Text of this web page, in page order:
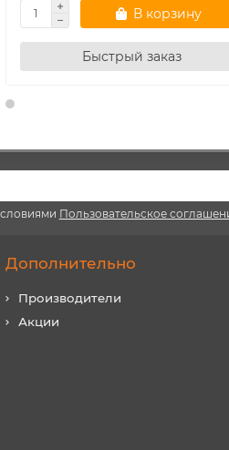
В корзину
Быстрый заказ
Пользовательское
Дополнительно
Производители
Акции